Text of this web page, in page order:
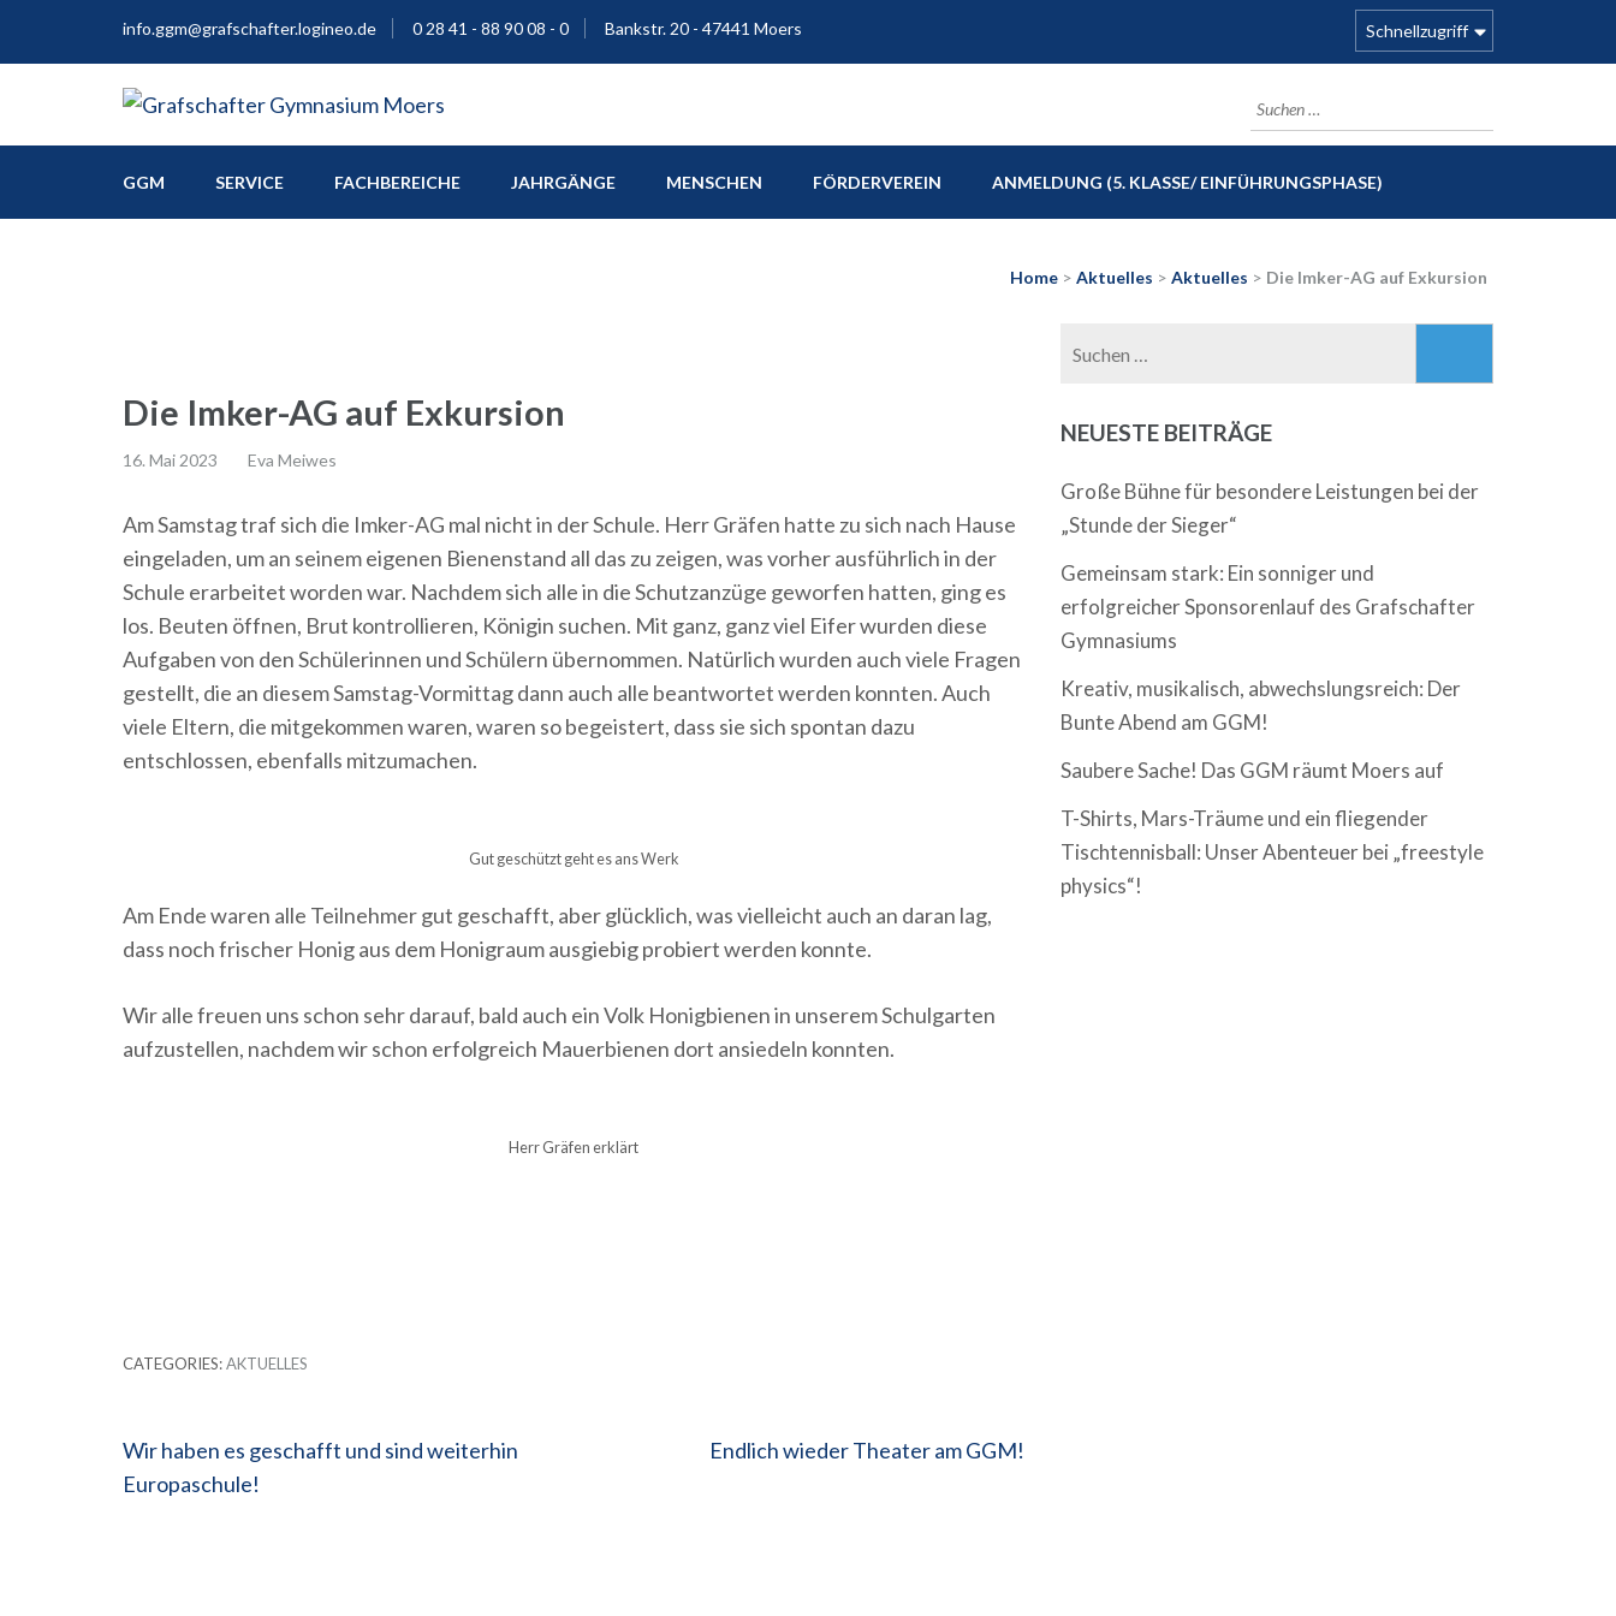
info.ggm@grafschafter.logineo.de 0 28 41 - 88 90 08 - 0 Bankstr. 20 - 47441 Moers Schnellzugriff
Grafschafter Gymnasium Moers
Suchen
nach:
GGM SERVICE FACHBEREICHE JAHRGÄNGE MENSCHEN FÖRDERVEREIN ANMELDUNG (5. KLASSE/ EINFÜHRUNGSPHASE)
Home > Aktuelles > Aktuelles > Die Imker-AG auf Exkursion
Die Imker-AG auf Exkursion
16. Mai 2023 Eva Meiwes
Am Samstag traf sich die Imker-AG mal nicht in der Schule. Herr Gräfen hatte zu sich nach Hause
eingeladen, um an seinem eigenen Bienenstand all das zu zeigen, was vorher ausführlich in der
Schule erarbeitet worden war. Nachdem sich alle in die Schutzanzüge geworfen hatten, ging es
los. Beuten öffnen, Brut kontrollieren, Königin suchen. Mit ganz, ganz viel Eifer wurden diese
Aufgaben von den Schülerinnen und Schülern übernommen. Natürlich wurden auch viele Fragen
gestellt, die an diesem Samstag-Vormittag dann auch alle beantwortet werden konnten. Auch
viele Eltern, die mitgekommen waren, waren so begeistert, dass sie sich spontan dazu
entschlossen, ebenfalls mitzumachen.
Gut geschützt geht es ans Werk
Am Ende waren alle Teilnehmer gut geschafft, aber glücklich, was vielleicht auch an daran lag,
dass noch frischer Honig aus dem Honigraum ausgiebig probiert werden konnte.
Wir alle freuen uns schon sehr darauf, bald auch ein Volk Honigbienen in unserem Schulgarten
aufzustellen, nachdem wir schon erfolgreich Mauerbienen dort ansiedeln konnten.
Herr Gräfen erklärt
CATEGORIES:AKTUELLES
Beitragsnavigation
Wir haben es geschafft und sind weiterhin
Europaschule!
Endlich wieder Theater am GGM!
NEUESTE BEITRÄGE
Große Bühne für besondere Leistungen bei der
„Stunde der Sieger“
Gemeinsam stark: Ein sonniger und
erfolgreicher Sponsorenlauf des Grafschafter
Gymnasiums
Kreativ, musikalisch, abwechslungsreich: Der
Bunte Abend am GGM!
Saubere Sache! Das GGM räumt Moers auf
T-Shirts, Mars-Träume und ein fliegender
Tischtennisball: Unser Abenteuer bei „freestyle
physics“!